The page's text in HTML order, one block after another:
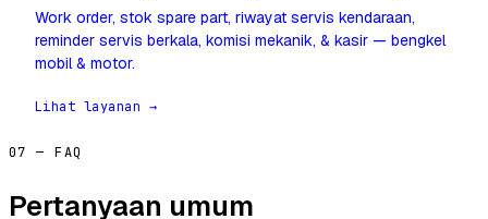
Work order, stok spare part, riwayat servis kendaraan,
reminder servis berkala, komisi mekanik, & kasir — bengkel
mobil & motor.
Lihat layanan →
07 — FAQ
Pertanyaan umum